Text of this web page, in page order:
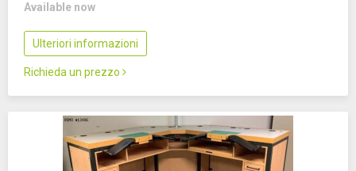
Available now
Ulteriori informazioni
Richieda un prezzo